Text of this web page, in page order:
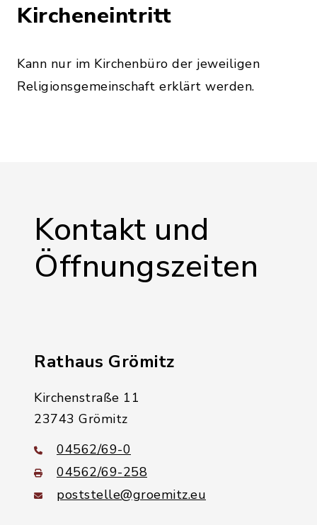
Kircheneintritt
Kann nur im Kirchenbüro der jeweiligen
Religionsgemeinschaft erklärt werden.
Kontakt und
Öffnungszeiten
Rathaus Grömitz
Kirchenstraße 11
23743 Grömitz
04562/69-0
04562/69-258
poststelle@groemitz.eu